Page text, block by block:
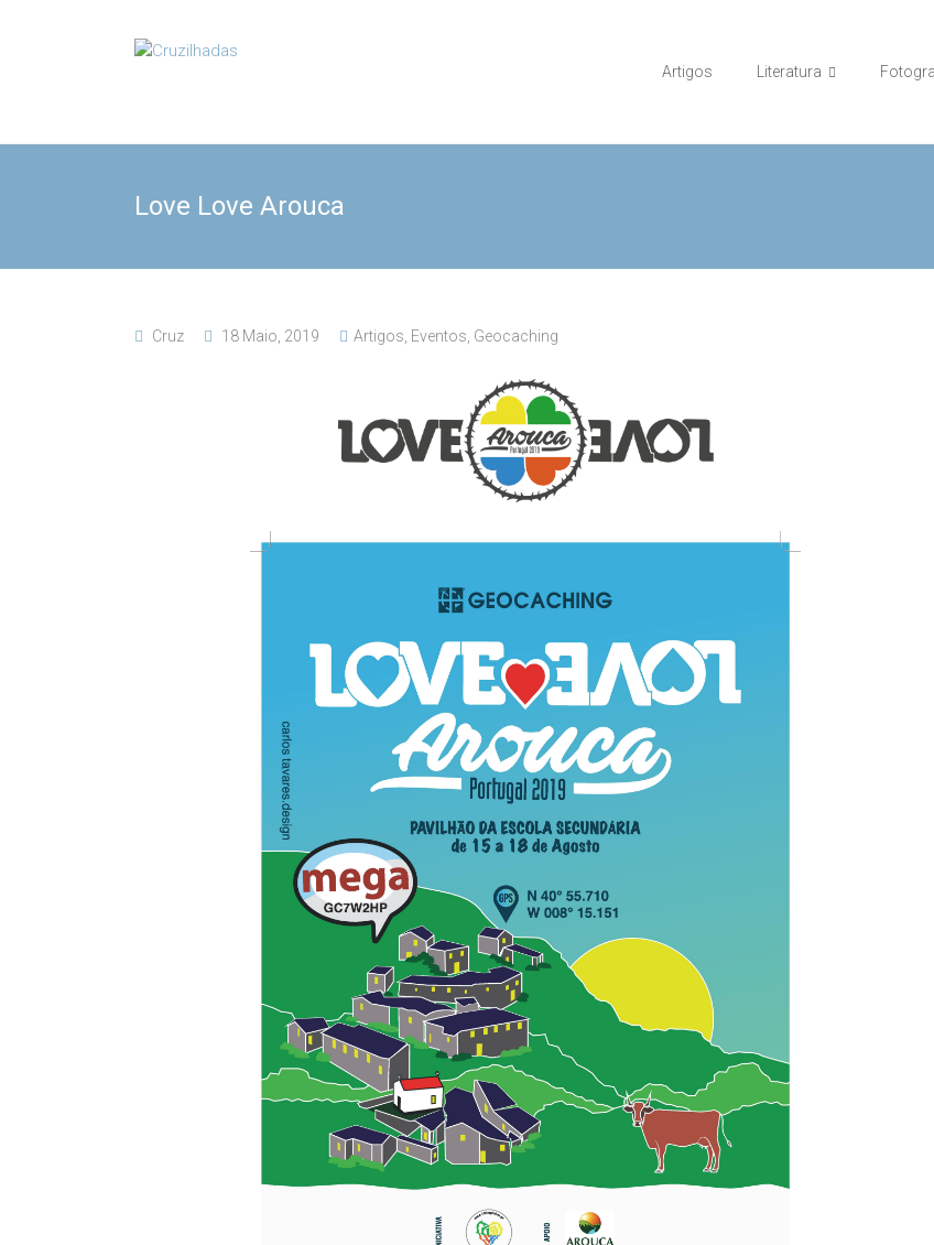
Cruzilhadas Artigos Literatura
Love Love Arouca
Cruz 18 Maio, 2019 Artigos Eventos Geocaching